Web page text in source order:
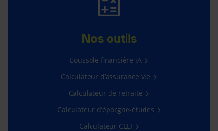
Nos outils
Boussole financière iA
Calculateur d’assurance vie
Calculateur de retraite
Calculateur d’épargne-études
Calculateur CELI